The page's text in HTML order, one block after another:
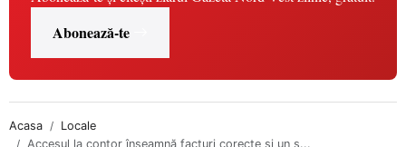
Abonează-te
Acasa
Locale
Accesul la contor înseamnă facturi corecte și un s...